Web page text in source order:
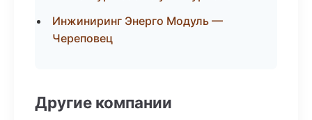
Инжиниринг Энерго Модуль —
Череповец
Другие компании